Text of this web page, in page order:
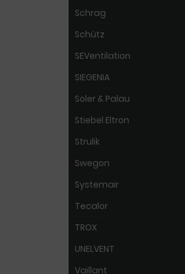
Schrag
Schütz
SEVentilation
SIEGENIA
Soler & Palau
Stiebel Eltron
Strulik
Swegon
Systemair
Tecalor
TROX
UNELVENT
Vaillant